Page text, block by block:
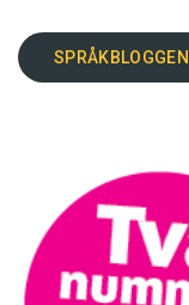
SPRÅKBLOGGEN